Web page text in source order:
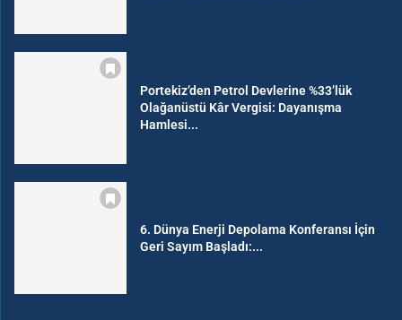
Portekiz’den Petrol Devlerine %33’lük
Olağanüstü Kâr Vergisi: Dayanışma
Hamlesi...
6. Dünya Enerji Depolama Konferansı İçin
Geri Sayım Başladı:...